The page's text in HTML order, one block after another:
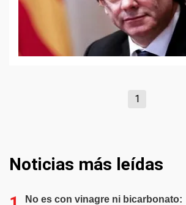
1
Noticias más leídas
No es con vinagre ni bicarbonato: